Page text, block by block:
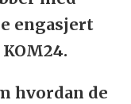
engasjert
hvordan de